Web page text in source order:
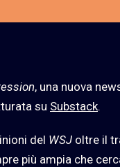
, una nuova
su Substack.
del WSJ oltre il
più ampia che